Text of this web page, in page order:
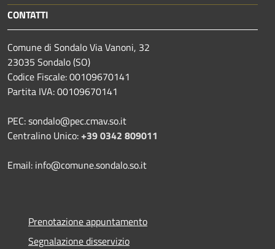
CONTATTI
Comune di Sondalo Via Vanoni, 32
23035 Sondalo (SO)
Codice Fiscale: 00109670141
Partita IVA: 00109670141
PEC: sondalo@pec.cmav.so.it
Centralino Unico:+39 0342 809011
Email: info@comune.sondalo.so.it
Prenotazione appuntamento
Segnalazione disservizio